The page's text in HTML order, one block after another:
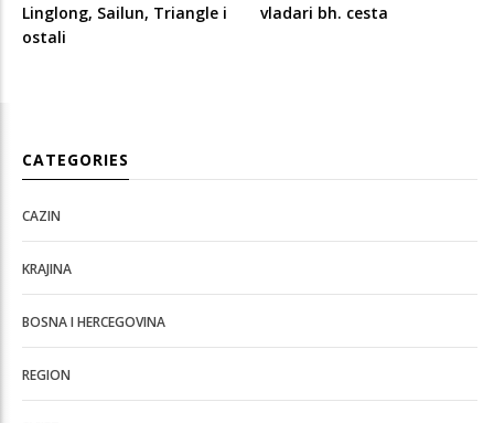
Linglong, Sailun, Triangle i
ostali
vladari bh. cesta
CATEGORIES
CAZIN
KRAJINA
BOSNA I HERCEGOVINA
REGION